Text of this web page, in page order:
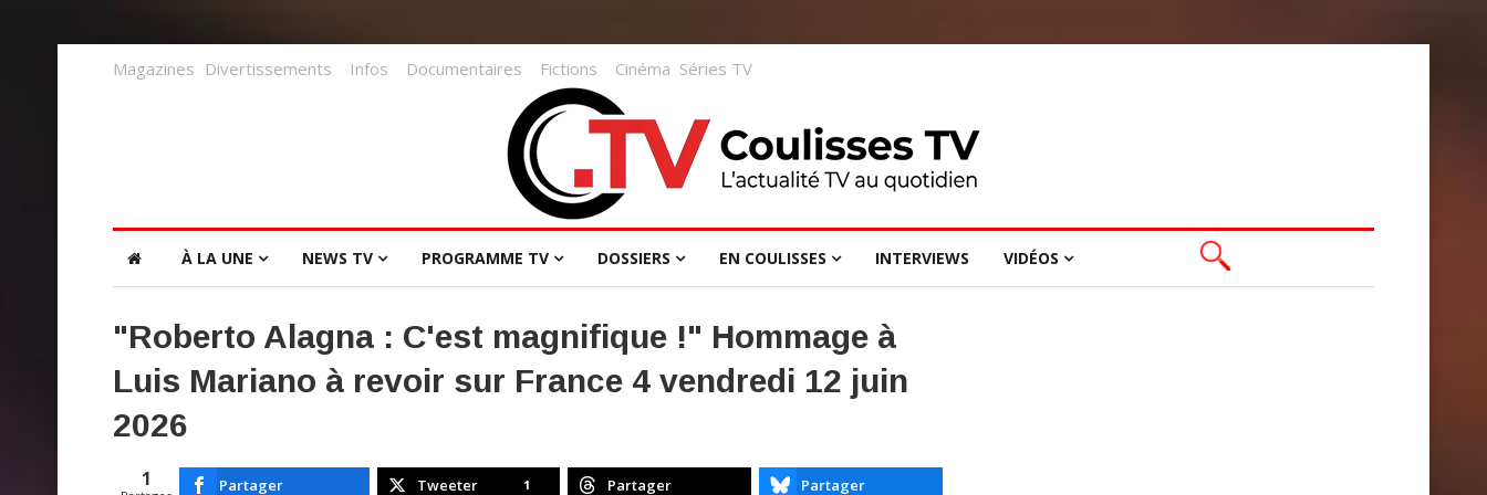
Magazines Divertissements Infos Documentaires Fictions Cinéma Séries TV
À LA UNE NEWS TV PROGRAMME TV DOSSIERS EN COULISSES INTERVIEWS VIDÉOS
"Roberto Alagna : C'est magnifique !" Hommage à
Luis Mariano à revoir sur France 4 vendredi 12 juin
2026
1 Partager Tweeter 1 Partager Partager